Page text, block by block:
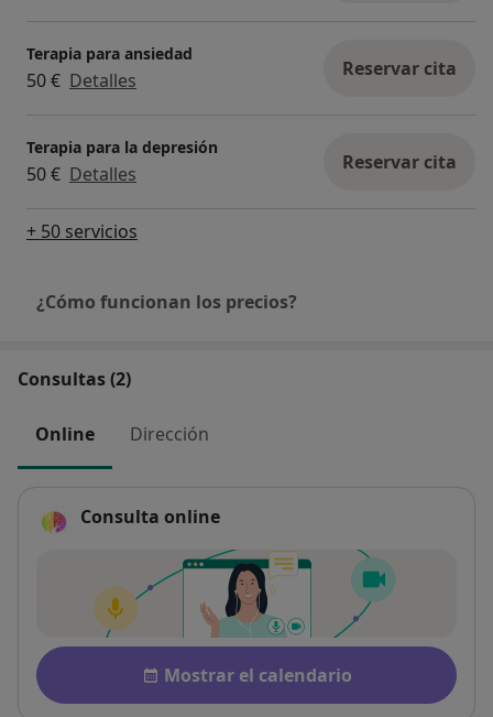
Terapia para ansiedad
50 € Detalles Reservar cita
Terapia para la depresión
50 € Detalles Reservar cita
+ 50 servicios
¿Cómo funcionan los precios?
Consultas (2)
Online Dirección
Consulta online
Disponibilidad
Mostrar el calendario